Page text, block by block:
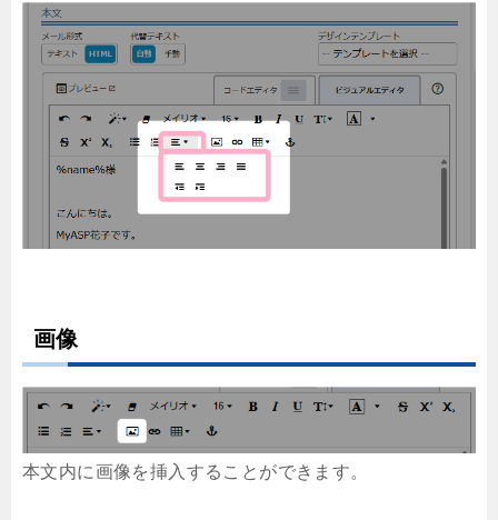
画像
本文内に画像を挿入することができます。